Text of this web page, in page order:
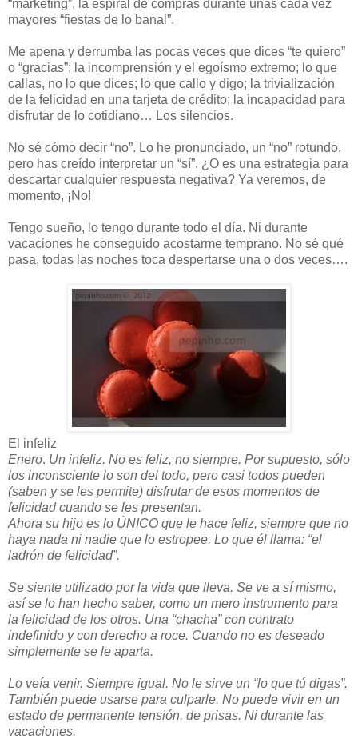
“marketing”, la espiral de compras durante unas cada vez
mayores “fiestas de lo banal”.
Me apena y derrumba las pocas veces que dices “te quiero”
o “gracias”; la incomprensión y el egoísmo extremo; lo que
callas, no lo que dices; lo que callo y digo; la trivialización
de la felicidad en una tarjeta de crédito; la incapacidad para
disfrutar de lo cotidiano… Los silencios.
No sé cómo decir “no”. Lo he pronunciado, un “no” rotundo,
pero has creído interpretar un “sí”. ¿O es una estrategia para
descartar cualquier respuesta negativa? Ya veremos, de
momento, ¡No!
Tengo sueño, lo tengo durante todo el día. Ni durante
vacaciones he conseguido acostarme temprano. No sé qué
pasa, todas las noches toca despertarse una o dos veces….
El infeliz
Enero. Un infeliz. No es feliz, no siempre. Por supuesto, sólo
los inconsciente lo son del todo, pero casi todos pueden
(saben y se les permite) disfrutar de esos momentos de
felicidad cuando se les presentan.
Ahora su hijo es lo ÚNICO que le hace feliz, siempre que no
haya nada ni nadie que lo estropee. Lo que él llama: “el
ladrón de felicidad”.
Se siente utilizado por la vida que lleva. Se ve a sí mismo,
así se lo han hecho saber, como un mero instrumento para
la felicidad de los otros. Una “chacha” con contrato
indefinido y con derecho a roce. Cuando no es deseado
simplemente se le aparta.
Lo veía venir. Siempre igual. No le sirve un “lo que tú digas”.
También puede usarse para culparle. No puede vivir en un
estado de permanente tensión, de prisas. Ni durante las
vacaciones.